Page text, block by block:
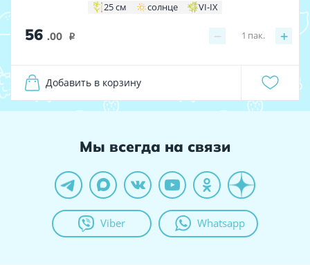
25 см солнце VI-IX
56 .00 i − +
1 пак.
Добавить в корзину
Мы всегда на связи
Viber Whatsapp